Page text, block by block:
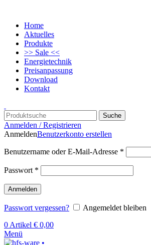
Home
Aktuelles
Produkte
>> Sale <<
Energietechnik
Preisanpassung
Download
Kontakt
Suche
Anmelden / Registrieren
AnmeldenBenutzerkonto erstellen
Benutzername oder E-Mail-Adresse *
Passwort *
Anmelden
Passwort vergessen?
Angemeldet bleiben
0 Artikel € 0,00
Menü